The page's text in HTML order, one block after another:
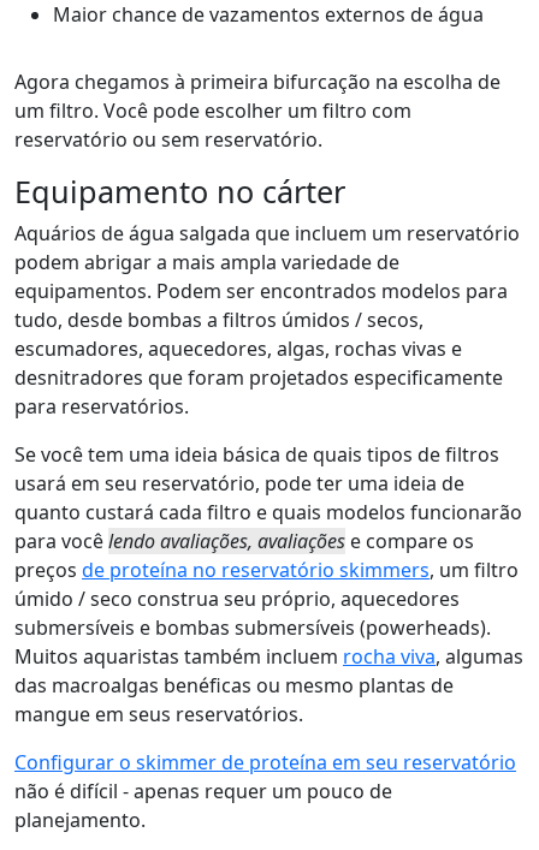
Maior chance de vazamentos externos de água
Agora chegamos à primeira bifurcação na escolha de
um filtro. Você pode escolher um filtro com
reservatório ou sem reservatório.
Equipamento no cárter
Aquários de água salgada que incluem um reservatório
podem abrigar a mais ampla variedade de
equipamentos. Podem ser encontrados modelos para
tudo, desde bombas a filtros úmidos / secos,
escumadores, aquecedores, algas, rochas vivas e
desnitradores que foram projetados especificamente
para reservatórios.
Se você tem uma ideia básica de quais tipos de filtros
usará em seu reservatório, pode ter uma ideia de
quanto custará cada filtro e quais modelos funcionarão
para vocêlendo avaliações, avaliações e compare os
preços de proteína no reservatório skimmers, um filtro
úmido / seco construa seu próprio, aquecedores
submersíveis e bombas submersíveis (powerheads).
Muitos aquaristas também incluem rocha viva, algumas
das macroalgas benéficas ou mesmo plantas de
mangue em seus reservatórios.
Configurar o skimmer de proteína em seu reservatório
não é difícil - apenas requer um pouco de
planejamento.